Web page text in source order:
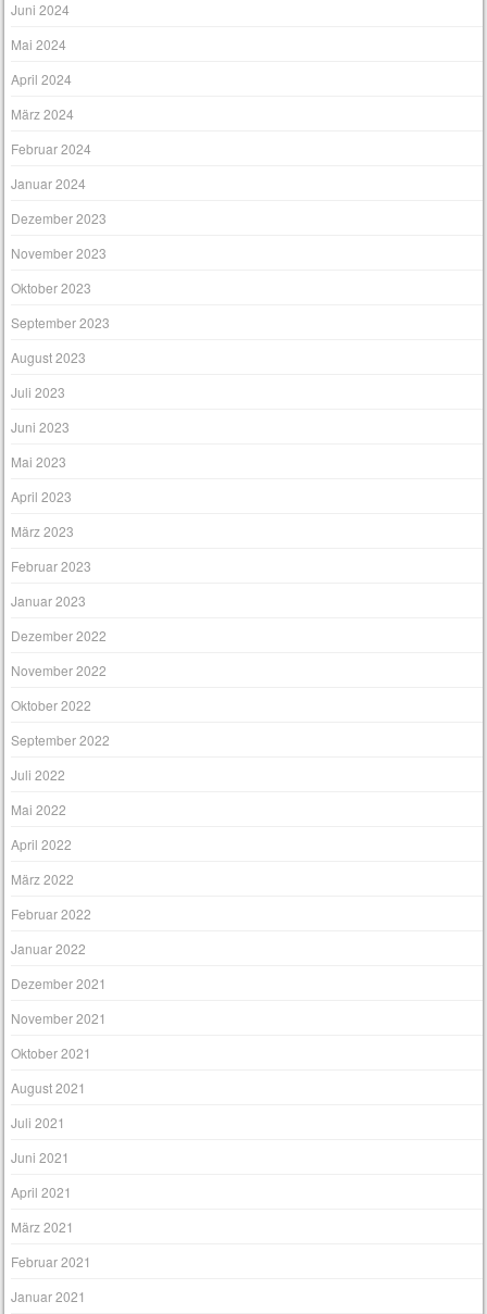
Juni 2024
Mai 2024
April 2024
März 2024
Februar 2024
Januar 2024
Dezember 2023
November 2023
Oktober 2023
September 2023
August 2023
Juli 2023
Juni 2023
Mai 2023
April 2023
März 2023
Februar 2023
Januar 2023
Dezember 2022
November 2022
Oktober 2022
September 2022
Juli 2022
Mai 2022
April 2022
März 2022
Februar 2022
Januar 2022
Dezember 2021
November 2021
Oktober 2021
August 2021
Juli 2021
Juni 2021
April 2021
März 2021
Februar 2021
Januar 2021